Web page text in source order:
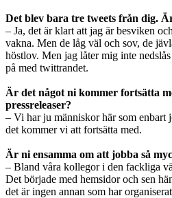
Det blev bara tre tweets från dig.
– Ja, det är klart att jag är besviken
vakna. Men de låg väl och sov, de
höstlov. Men jag låter mig inte
på med twittrandet.
Är det något ni kommer fortsätta
pressreleaser?
– Vi har ju människor här som enbart
det kommer vi att fortsätta med.
Är ni ensamma om att jobba så
– Bland våra kollegor i den fackliga
Det började med hemsidor och sen
det är ingen annan som har